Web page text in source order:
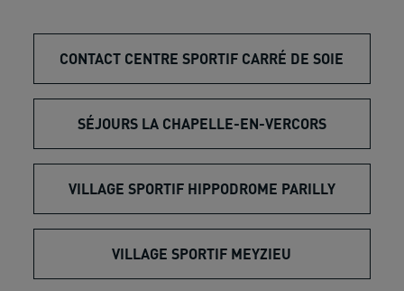
CONTACT CENTRE SPORTIF CARRÉ DE SOIE
SÉJOURS LA CHAPELLE-EN-VERCORS
VILLAGE SPORTIF HIPPODROME PARILLY
VILLAGE SPORTIF MEYZIEU